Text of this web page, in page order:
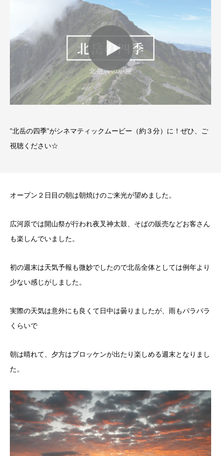
”北岳の四季”がシネマティックムービー（約３分）に！ぜひ、ご
視聴ください☆
オープン２日目の朝は朝焼けのご来光が望めました。
広河原では開山祭が行われ夜叉神太鼓、そばの販売などお客さん
も楽しんでいました。
初の週末は天気予報も微妙でしたので北岳全体としては例年より
少ない感じがしました。
実際の天気は意外にも良くて日中は曇りましたが、雨もパラパラ
くらいで
朝は晴れて、夕方はブロッケンが出たり楽しめる週末となりまし
た。